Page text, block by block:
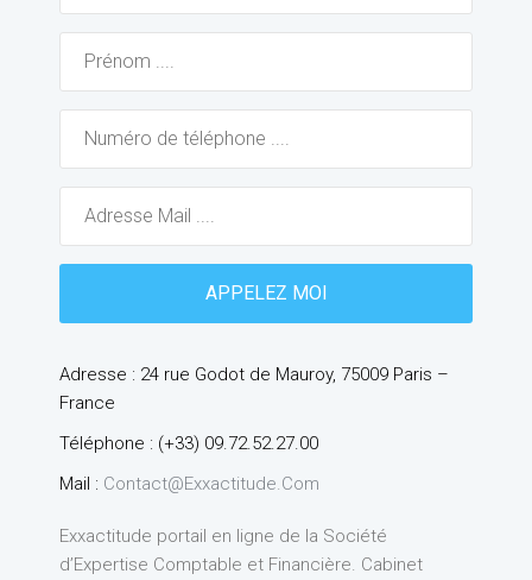
Adresse : 24 rue Godot de Mauroy, 75009 Paris –
France
Téléphone : (+33) 09.72.52.27.00
Mail : Contact@exxactitude.com
Exxactitude portail en ligne de la Société
d’Expertise Comptable et Financière. Cabinet